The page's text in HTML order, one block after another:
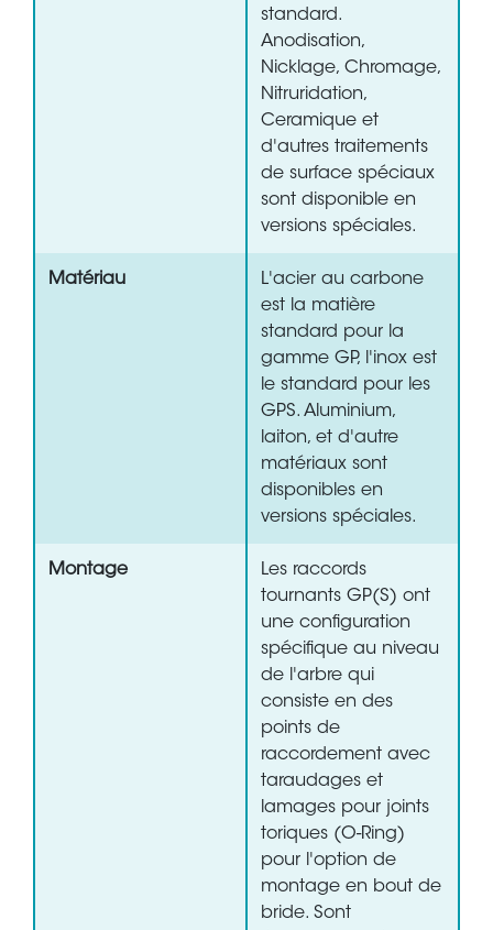
standard.
Anodisation,
Nicklage, Chromage,
Nitruridation,
Ceramique et
d'autres traitements
de surface spéciaux
sont disponible en
versions spéciales.
Matériau
L'acier au carbone
est la matière
standard pour la
gamme GP, l'inox est
le standard pour les
GPS. Aluminium,
laiton, et d'autre
matériaux sont
disponibles en
versions spéciales.
Montage
Les raccords
tournants GP(S) ont
une configuration
spécifique au niveau
de l'arbre qui
consiste en des
points de
raccordement avec
taraudages et
lamages pour joints
toriques (O-Ring)
pour l'option de
montage en bout de
bride. Sont